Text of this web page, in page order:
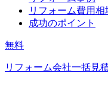
リフォーム費用相
成功のポイント
無料
リフォーム会社一括見